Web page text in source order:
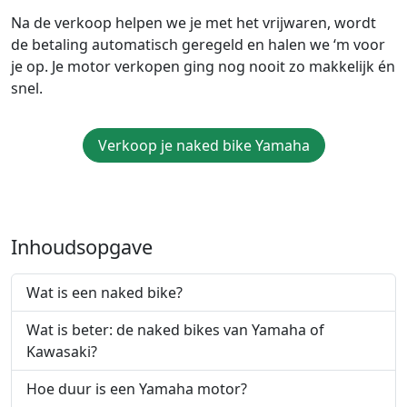
Na de verkoop helpen we je met het vrijwaren, wordt
de betaling automatisch geregeld en halen we ‘m voor
je op. Je motor verkopen ging nog nooit zo makkelijk én
snel.
Verkoop je naked bike Yamaha
Inhoudsopgave
Wat is een naked bike?
Wat is beter: de naked bikes van Yamaha of
Kawasaki?
Hoe duur is een Yamaha motor?